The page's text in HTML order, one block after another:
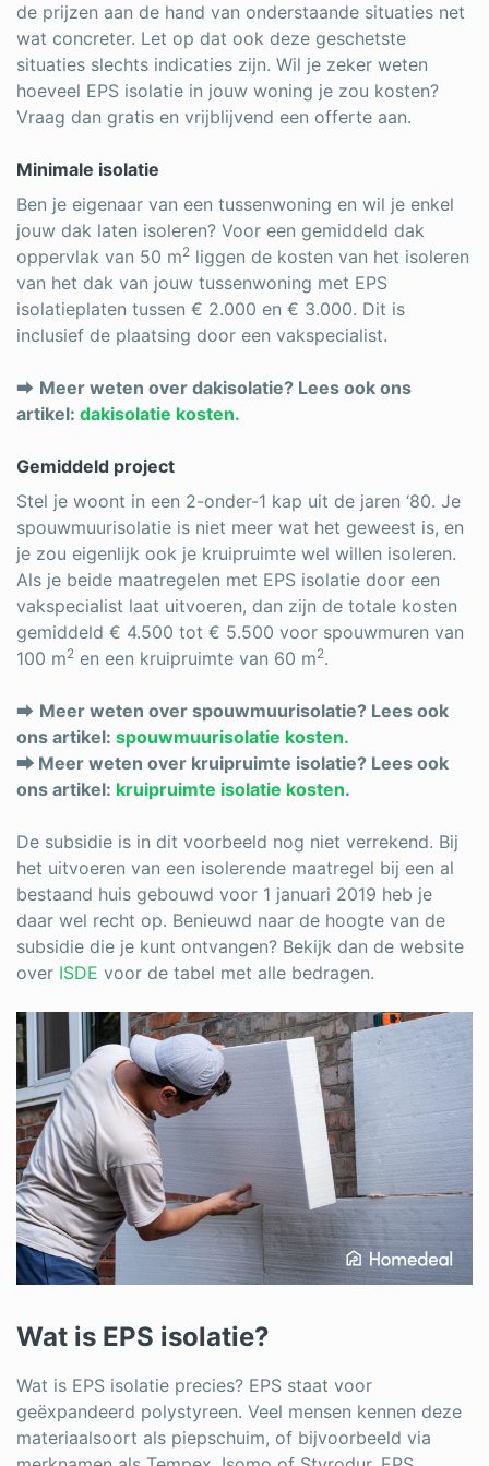
de prijzen aan de hand van onderstaande situaties net
wat concreter. Let op dat ook deze geschetste
situaties slechts indicaties zijn. Wil je zeker weten
hoeveel EPS isolatie in jouw woning je zou kosten?
Vraag dan gratis en vrijblijvend een offerte aan.
Minimale isolatie
Ben je eigenaar van een tussenwoning en wil je enkel
jouw dak laten isoleren? Voor een gemiddeld dak
oppervlak van 50 m2 liggen de kosten van het isoleren
van het dak van jouw tussenwoning met EPS
isolatieplaten tussen € 2.000 en € 3.000. Dit is
inclusief de plaatsing door een vakspecialist.
⮕ Meer weten over dakisolatie? Lees ook ons
artikel: dakisolatie kosten.
Gemiddeld project
Stel je woont in een 2-onder-1 kap uit de jaren ‘80. Je
spouwmuurisolatie is niet meer wat het geweest is, en
je zou eigenlijk ook je kruipruimte wel willen isoleren.
Als je beide maatregelen met EPS isolatie door een
vakspecialist laat uitvoeren, dan zijn de totale kosten
gemiddeld € 4.500 tot € 5.500 voor spouwmuren van
100 m2 en een kruipruimte van 60 m2.
⮕ Meer weten over spouwmuurisolatie? Lees ook
ons artikel: spouwmuurisolatie kosten.
⮕ Meer weten over kruipruimte isolatie? Lees ook
ons artikel: kruipruimte isolatie kosten.
De subsidie is in dit voorbeeld nog niet verrekend. Bij
het uitvoeren van een isolerende maatregel bij een al
bestaand huis gebouwd voor 1 januari 2019 heb je
daar wel recht op. Benieuwd naar de hoogte van de
subsidie die je kunt ontvangen? Bekijk dan de website
over ISDE voor de tabel met alle bedragen.
Wat is EPS isolatie?
Wat is EPS isolatie precies? EPS staat voor
geëxpandeerd polystyreen. Veel mensen kennen deze
materiaalsoort als piepschuim, of bijvoorbeeld via